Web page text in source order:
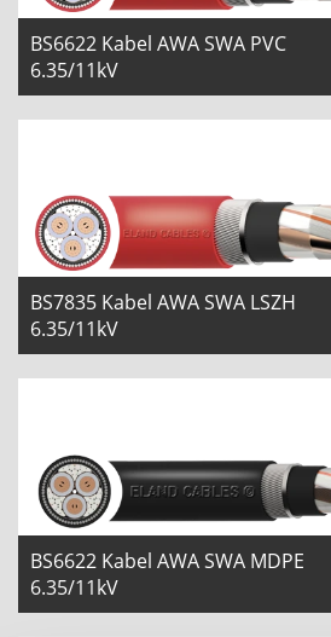
BS6622 Kabel AWA SWA PVC
6.35/11kV
BS7835 Kabel AWA SWA LSZH
6.35/11kV
BS6622 Kabel AWA SWA MDPE
6.35/11kV